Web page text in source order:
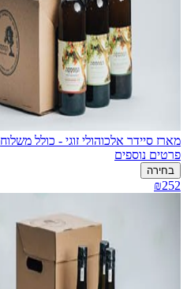
מארז סיידר אלכוהולי זוגי - כולל משלוח
פרטים נוספים
בחירה
₪252